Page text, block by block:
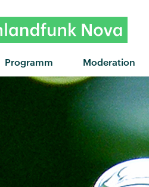
Programm Moderation
von MilleniumKid ·